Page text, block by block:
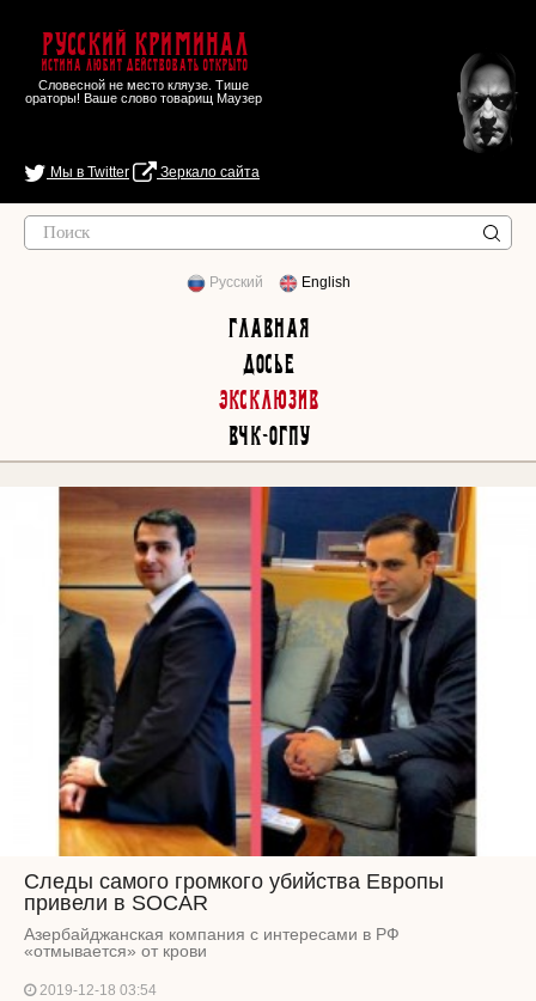
Русский Криминал
Истина любит действовать открыто
Словесной не место кляузе. Тише
ораторы! Ваше слово товарищ Маузер
Мы в Twitter Зеркало сайта
Русский English
Главная
Досье
Эксклюзив
ВЧК-ОГПУ
Следы самого громкого убийства Европы
привели в SOCAR
Азербайджанская компания с интересами в РФ
«отмывается» от крови
2019-12-18 03:54